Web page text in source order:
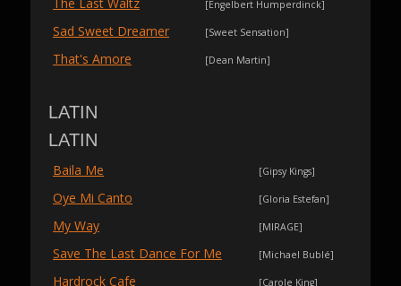
[Engelbert Humperdinck]
Sad Sweet Dreamer [Sweet Sensation]
That's Amore [Dean Martin]
LATIN
LATIN
Baila Me [Gipsy Kings]
Oye Mi Canto [Gloria Estefan]
My Way [MIRAGE]
Save The Last Dance For Me [Michael Bublé]
Hardrock Cafe [Carole King]